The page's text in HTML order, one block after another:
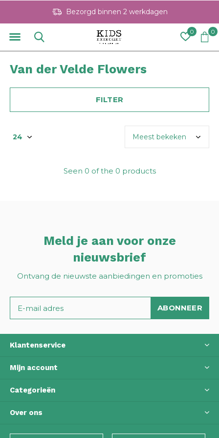
0 0
Bezorgd binnen 2 werkdagen
Van der Velde Flowers
FILTER
Seen 0 of the 0 products
Meld je aan voor onze
nieuwsbrief
Ontvang de nieuwste aanbiedingen en promoties
ABONNEER
Klantenservice
Mijn account
Categorieën
Over ons